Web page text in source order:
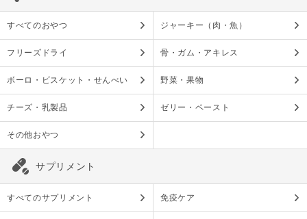
すべてのおやつ ジャーキー（肉・魚）
フリーズドライ 骨・ガム・アキレス
ボーロ・ビスケット・せんべい 野菜・果物
チーズ・乳製品 ゼリー・ペースト
その他おやつ
サプリメント
すべてのサプリメント 免疫ケア